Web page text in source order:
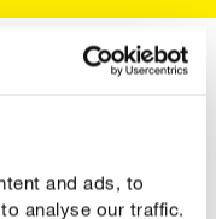
and ads, to
analyse our traffic.
Růže v
odpovídajícím
dřevěnou vlnou